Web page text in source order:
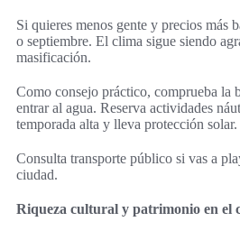
Si quieres menos gente y precios más
o septiembre. El clima sigue siendo
masificación.
Como consejo práctico, comprueba la
entrar al agua. Reserva actividades
temporada alta y lleva protección solar.
Consulta transporte público si vas a
ciudad.
Riqueza cultural y patrimonio en el